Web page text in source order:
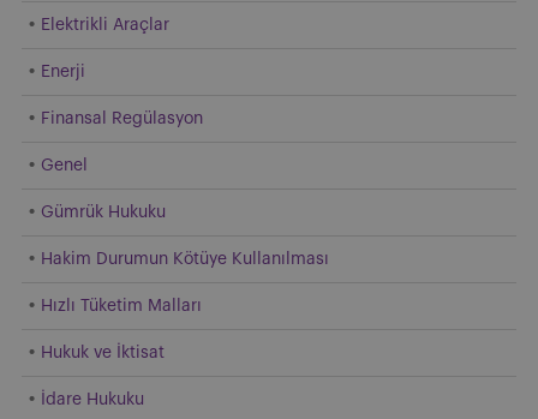
Elektrikli Araçlar
Enerji
Finansal Regülasyon
Genel
Gümrük Hukuku
Hakim Durumun Kötüye Kullanılması
Hızlı Tüketim Malları
Hukuk ve İktisat
İdare Hukuku